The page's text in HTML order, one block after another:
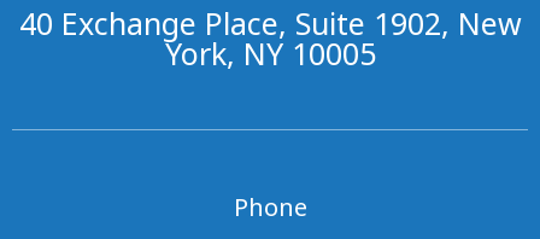
40 Exchange Place, Suite 1902, New
York, NY 10005
Phone